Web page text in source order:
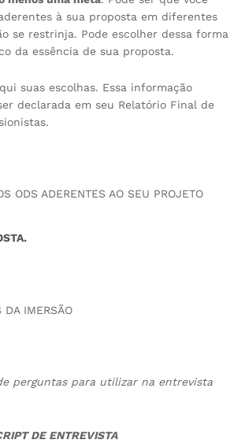
à sua proposta em diferentes
se restrinja. Pode escolher dessa forma
da essência de sua proposta.
suas escolhas. Essa informação
declarada em seu Relatório Final de
ODS ADERENTES AO SEU PROJETO
DA IMERSÃO
perguntas para utilizar na entrevista
DE ENTREVISTA